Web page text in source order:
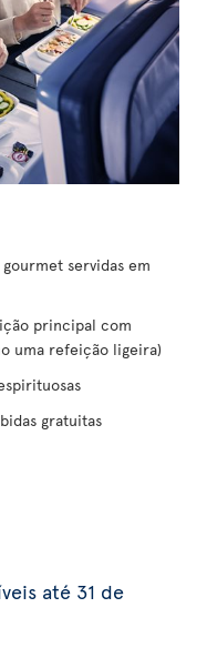
servidas em
principal com
uma refeição ligeira)
gratuitas
até 31 de